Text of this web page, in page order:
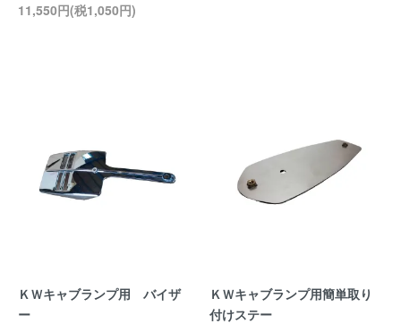
11,550円(税1,050円)
ＫＷキャブランプ用 バイザ
ー
ＫＷキャブランプ用簡単取り
付けステー